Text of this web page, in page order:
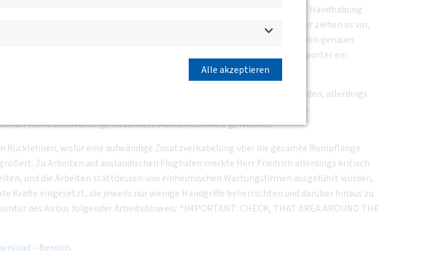
Alle akzeptieren
ein, die zwar in der Bauweise etwas kompakter und damit in der Handhabung
Wechselkurs in der Beschaffung etwas günstiger. Auch die Mechaniker ziehen es vor,
bei Start und Landung. Es ist dann Aufgabe der Wartungs – Teams, durch genaues
festzustellen und zu tauschen. Notfalls wird mit einem Großraumtransporter ein
von Mitarbeitern mit durchschnittlichen Körpermaßen verrichtet werden, allerdings
haben. Regen – und Kondenswasser läuft an der Rumpf - Unterseite
der Korrosionsvorsorge besondere Aufmerksamkeit gewidmet.
wofür eine aufwändige Zusatzverkabelung über die gesamte Rumpflänge
Zu Arbeiten auf ausländischen Flughäfen merkte Herr Friedrich allerdings kritisch
und die Arbeiten stattdessen von einheimischen Wartungsfirmen ausgeführt würden,
Kräfte eingesetzt, die jeweils nur wenige Handgriffe beherrschten und darüber hinaus zu
des Airbus folgender Arbeitshinweis: “IMPORTANT: CHECK, THAT AREA AROUND THE
– Bereich.